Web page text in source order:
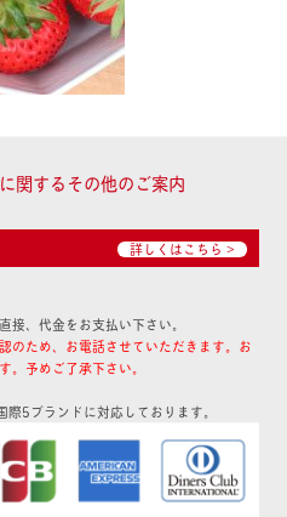
関するその他のご案内
詳しくはこちら >
接、代金をお支払い下さい。
のため、お電話させていただきます。お
。予めご了承下さい。
際5ブランドに対応しております。